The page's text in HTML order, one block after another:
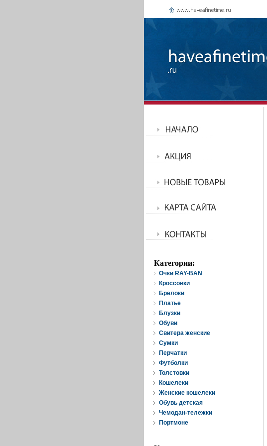
Категории:
Очки RAY-BAN
Кроссовки
Брелоки
Платье
Блузки
Обуви
Свитера женские
Cумки
Перчатки
Футболки
Толстовки
Кошелеки
Женские кошелеки
Обувь детская
Чемодан-тележки
Портмоне